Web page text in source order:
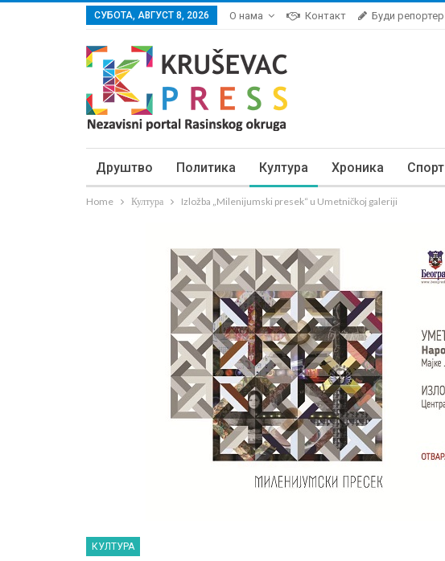
СУБОТА, АВГУСТ 8, 2026 О нама Контакт Буди репортер
Друштво Политика Култура Хроника Спорт
Home Култура Izložba „Milenijumski presek“ u Umetničkoj galeriji
КУЛТУРА